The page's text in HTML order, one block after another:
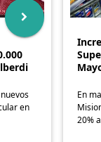
en
En
20%